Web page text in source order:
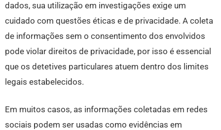
dados, sua utilização em investigações exige um
cuidado com questões éticas e de privacidade. A coleta
de informações sem o consentimento dos envolvidos
pode violar direitos de privacidade, por isso é essencial
que os detetives particulares atuem dentro dos limites
legais estabelecidos.
Em muitos casos, as informações coletadas em redes
sociais podem ser usadas como evidências em